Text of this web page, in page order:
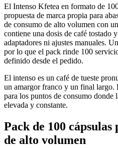
El Intenso Kfetea en formato de
propuesta de marca propia para
de consumo de alto volumen con
contiene una dosis de café tostado
adaptadores ni ajustes manuales.
por lo que el pack rinde 100
definido desde el pedido.
El intenso es un café de tueste
un amargor franco y un final largo.
para los puntos de consumo donde
elevada y constante.
Pack de 100
de alto volumen